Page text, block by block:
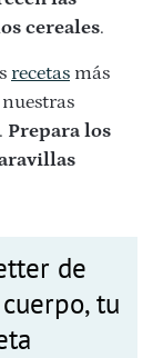
cereales.
recetas más
Prepara los
de
tu